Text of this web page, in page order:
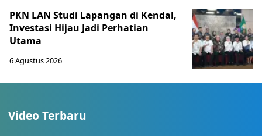
PKN LAN Studi Lapangan di Kendal,
Investasi Hijau Jadi Perhatian
Utama
6 Agustus 2026
Video Terbaru